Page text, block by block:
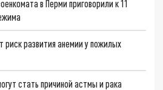
в Перми приговорили к 11
риск развития анемии у пожилых
стать причиной астмы и рака